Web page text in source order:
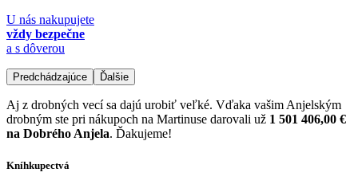
U nás nakupujete
vždy bezpečne
a s dôverou
Predchádzajúce Ďalšie
Aj z drobných vecí sa dajú urobiť veľké. Vďaka vašim Anjelským
drobným ste pri nákupoch na Martinuse darovali už 1 501 406,00 €
na Dobrého Anjela. Ďakujeme!
Kníhkupectvá